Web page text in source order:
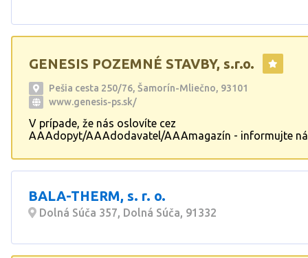
GENESIS POZEMNÉ STAVBY, s.r.o.
Pešia cesta 250/76, Šamorín-Mliečno, 93101
www.genesis-ps.sk/
V prípade, že nás oslovíte cez
AAAdopyt/AAAdodavatel/AAAmagazín - informujte
rekonštrukciou rodinných domov, garáží a oplotení
terénnych úprav a záhradnej architektúry, stavbou
BALA-THERM, s. r. o.
Dolná Súča 357, Dolná Súča, 91332